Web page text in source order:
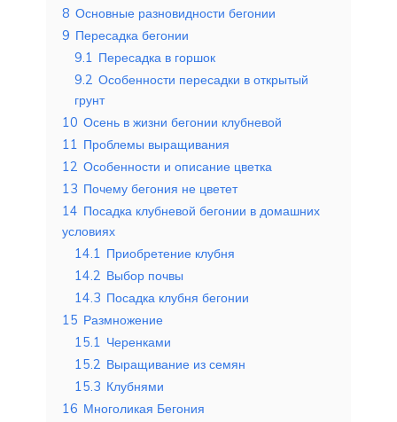
8 Основные разновидности бегонии
9 Пересадка бегонии
9.1 Пересадка в горшок
9.2 Особенности пересадки в открытый
грунт
10 Осень в жизни бегонии клубневой
11 Проблемы выращивания
12 Особенности и описание цветка
13 Почему бегония не цветет
14 Посадка клубневой бегонии в домашних
условиях
14.1 Приобретение клубня
14.2 Выбор почвы
14.3 Посадка клубня бегонии
15 Размножение
15.1 Черенками
15.2 Выращивание из семян
15.3 Клубнями
16 Многоликая Бегония